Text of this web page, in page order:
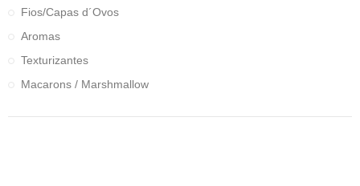
Fios/Capas d´Ovos
Aromas
Texturizantes
Macarons / Marshmallow